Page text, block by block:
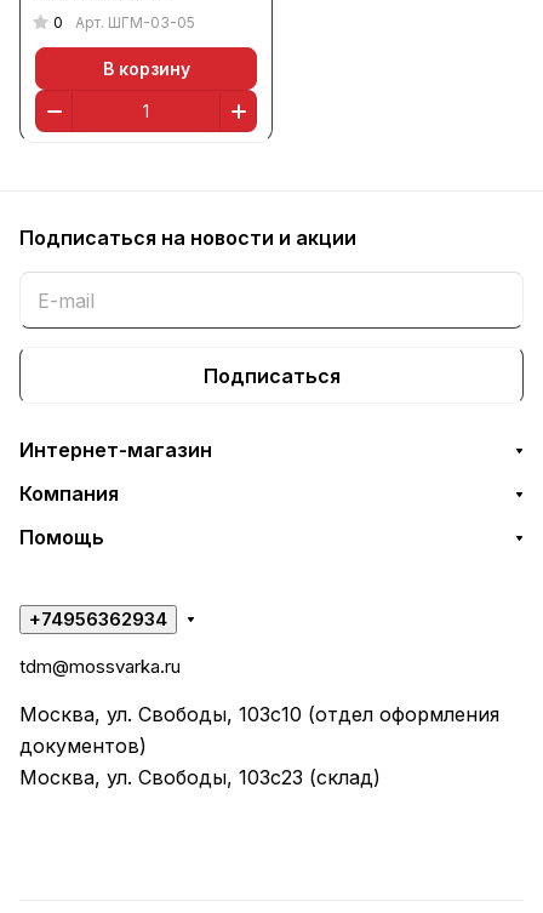
выс.давления, л/с 1,0
0 Арт. ШГМ-03-05
В корзину
Подписаться на новости и акции
Подписаться
Интернет-магазин
Компания
Помощь
+74956362934
tdm@mossvarka.ru
Москва, ул. Свободы, 103с10 (отдел оформления
документов)
Москва, ул. Свободы, 103с23 (склад)